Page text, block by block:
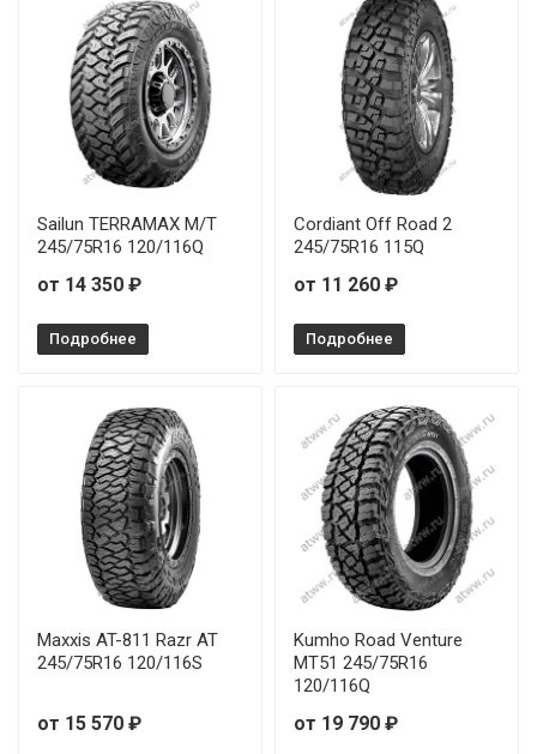
Sailun TERRAMAX M/T
245/75R16 120/116Q
от 14 350 ₽
Подробнее
Cordiant Off Road 2
245/75R16 115Q
от 11 260 ₽
Подробнее
Maxxis AT-811 Razr AT
245/75R16 120/116S
от 15 570 ₽
Kumho Road Venture
MT51 245/75R16
120/116Q
от 19 790 ₽